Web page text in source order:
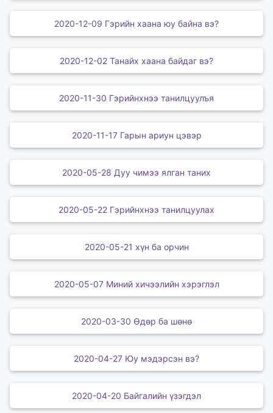
2020-12-09 Гэрийн хаана юу байна вэ?
2020-12-02 Танайх хаана байдаг вэ?
2020-11-30 Гэрийнхнээ танилцуулъя
2020-11-17 Гарын ариун цэвэр
2020-05-28 Дуу чимээ ялган таних
2020-05-22 Гэрийнхнээ танилцуулах
2020-05-21 хүн ба орчин
2020-05-07 Миний хичээлийн хэрэглэл
2020-03-30 Өдөр ба шөнө
2020-04-27 Юу мэдэрсэн вэ?
2020-04-20 Байгалийн үзэгдэл